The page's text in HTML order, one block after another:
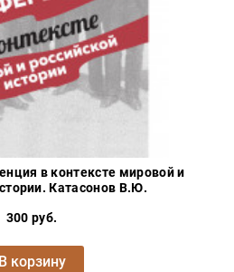
в контексте мировой и
Катасонов В.Ю.
300 руб.
В корзину